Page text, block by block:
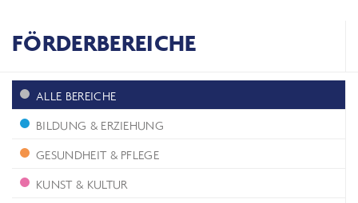
FÖRDERBEREICHE
ALLE BEREICHE
BILDUNG & ERZIEHUNG
GESUNDHEIT & PFLEGE
KUNST & KULTUR